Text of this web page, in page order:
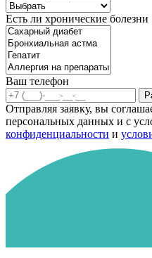
Есть ли хронические болезни
Ваш телефон
Отправляя заявку, вы
персональных данных и с
конфиденциальности и